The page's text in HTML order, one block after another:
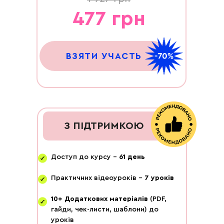
ВЗЯТИ УЧАСТЬ
З ПІДТРИМКОЮ
477 грн
Доступ до курсу - 61 день
Практичних відеоуроків - 7 уроків
10+ Додаткових матеріалів (PDF,
гайди, чек-листи, шаблони) до
уроків